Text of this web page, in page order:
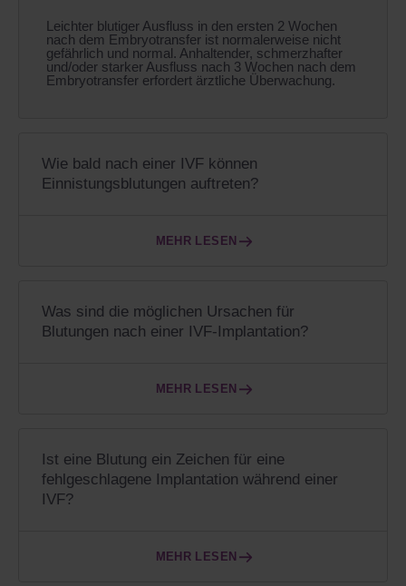
Leichter blutiger Ausfluss in den ersten 2 Wochen
nach dem Embryotransfer ist normalerweise nicht
gefährlich und normal. Anhaltender, schmerzhafter
und/oder starker Ausfluss nach 3 Wochen nach dem
Embryotransfer erfordert ärztliche Überwachung.
Wie bald nach einer IVF können
Einnistungsblutungen auftreten?
MEHR LESEN
Was sind die möglichen Ursachen für
Blutungen nach einer IVF-Implantation?
MEHR LESEN
Ist eine Blutung ein Zeichen für eine
fehlgeschlagene Implantation während einer
IVF?
MEHR LESEN